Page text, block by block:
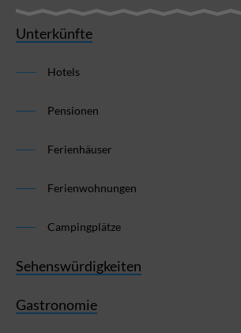
Unterkünfte
Hotels
Pensionen
Ferienhäuser
Ferienwohnungen
Campingplätze
Sehenswürdigkeiten
Gastronomie